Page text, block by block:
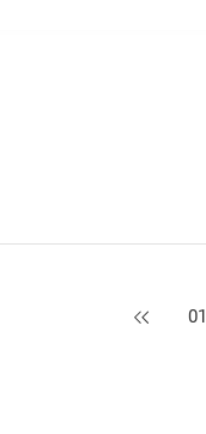
上一页
01